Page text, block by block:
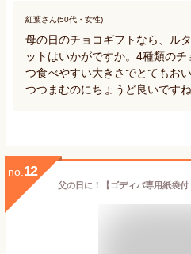
紅葉さん(50代・女性)
母の日のチョコギフトなら、ル
ットはいかがですか。4種類の
つ食べやすい大きさでとてもお
つつまむのにちょうど良いですね
no. 12